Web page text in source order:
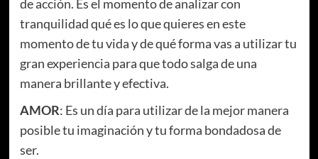
de acción. Es el momento de analizar con
tranquilidad qué es lo que quieres en este
momento de tu vida y de qué forma vas a utilizar tu
gran experiencia para que todo salga de una
manera brillante y efectiva.
AMOR: Es un día para utilizar de la mejor manera
posible tu imaginación y tu forma bondadosa de
ser.